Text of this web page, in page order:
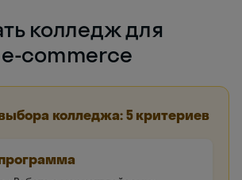
колледж для
commerce
колледжа: 5 критериев